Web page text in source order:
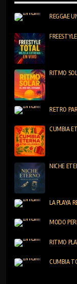
REGGAE
RITMO
RETRO
CUMBIA
NICHE
LA PLAYA
MODO
RITMO
CUMBIA